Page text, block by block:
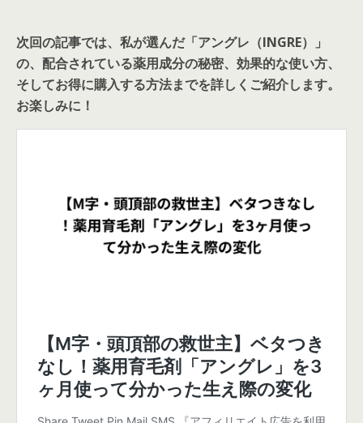
次回の記事では、私が選んだ「アングレ（INGRE）」
の、配合されている薬用成分の秘密、効果的な使い方、
そしてお得に購入する方法までを詳しくご紹介します。
お楽しみに！